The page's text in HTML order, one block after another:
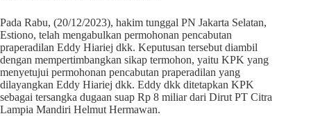
Pada Rabu, (20/12/2023), hakim tunggal PN Jakarta Selatan,
Estiono, telah mengabulkan permohonan pencabutan
praperadilan Eddy Hiariej dkk. Keputusan tersebut diambil
dengan mempertimbangkan sikap termohon, yaitu KPK yang
menyetujui permohonan pencabutan praperadilan yang
dilayangkan Eddy Hiariej dkk. Eddy dkk ditetapkan KPK
sebagai tersangka dugaan suap Rp 8 miliar dari Dirut PT Citra
Lampia Mandiri Helmut Hermawan.